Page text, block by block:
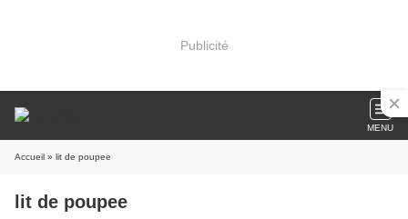
Publicité
MENU
Accueil » lit de poupee
lit de poupee